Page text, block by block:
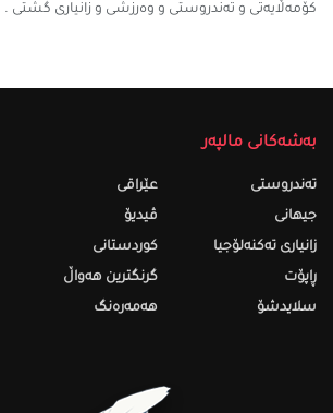
کۆمەڵایەتی و تەندروستی و وەرزشی و زانیارى گشتى .
بەشەکانی مالپەر
تەندروستى
جیهانی
زانیاری تەکنەلۆجیا
ڕاپۆت
سلایدشۆ
عێراقی
ڤیدیۆ
کوردستانی
گرنگترین هەواڵ
هەمەرەنگ